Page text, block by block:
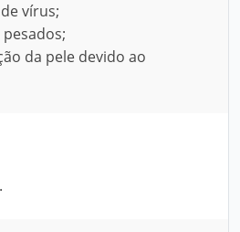
vírus;
da pele devido ao